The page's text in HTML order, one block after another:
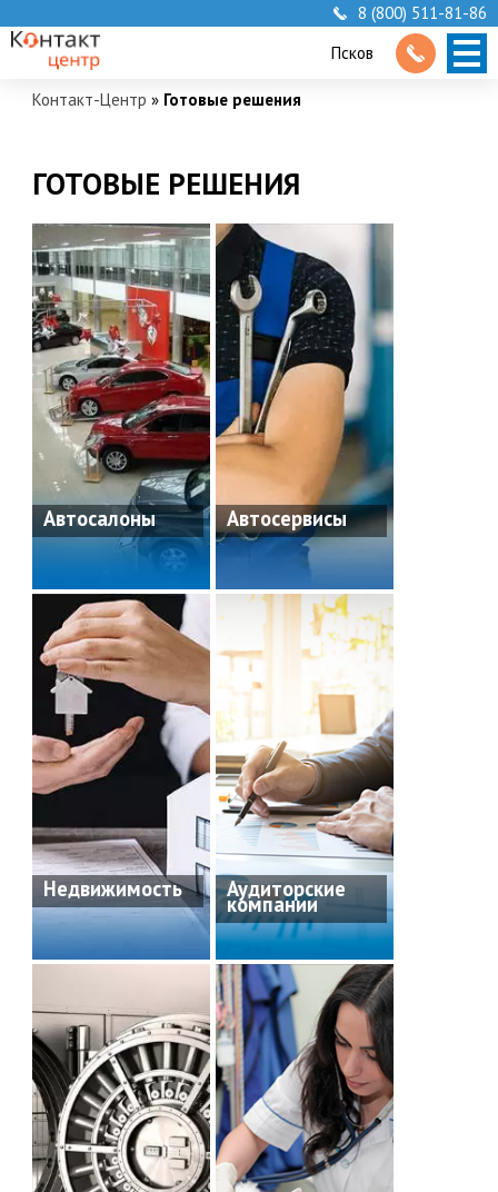
8 (800) 511-81-86
Псков
Контакт-Центр » Готовые решения
ГОТОВЫЕ РЕШЕНИЯ
Автосалоны Автосервисы
Недвижимость Аудиторские
компании